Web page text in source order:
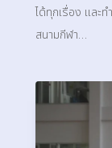
ได้ทุกเรื่อง และ
สนามกีฬา…